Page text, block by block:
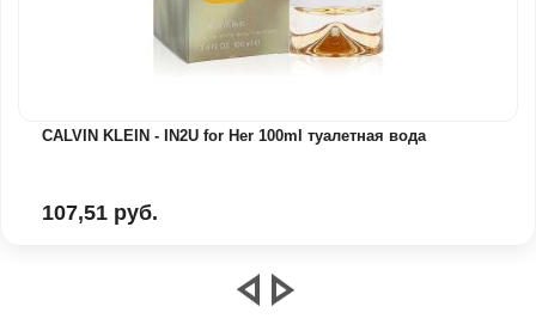
CALVIN KLEIN - IN2U for Her 100ml туалетная вода
107,51 руб.